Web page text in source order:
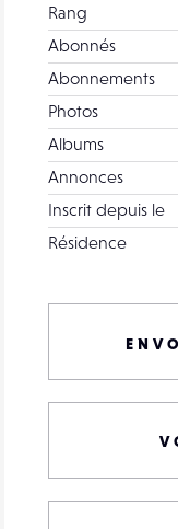
Rang
Abonnés
Abonnements
Photos
Albums
Annonces
Inscrit depuis le
Résidence